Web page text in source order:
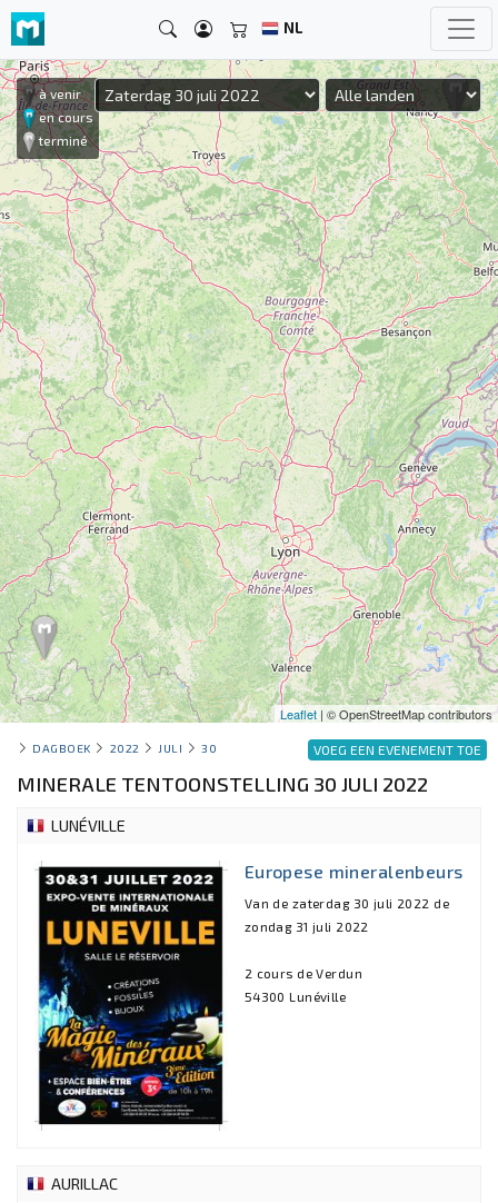
NL
Leaflet | © OpenStreetMap contributors
à venir
en cours
terminé
VOEG EEN EVENEMENT TOE
DAGBOEK 2022 JULI 30
MINERALE TENTOONSTELLING 30 JULI 2022
LUNÉVILLE
Europese mineralenbeurs
Van de zaterdag 30 juli 2022 de
zondag 31 juli 2022
2 cours de Verdun
54300 Lunéville
AURILLAC